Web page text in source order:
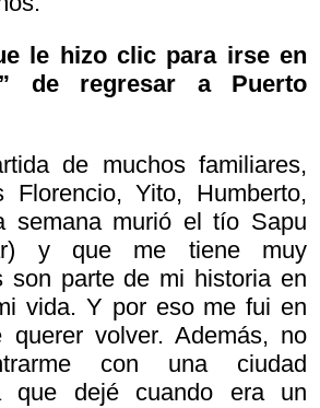
le hizo clic para irse en
de regresar a Puerto
de muchos familiares,
Florencio, Yito, Humberto,
semana murió el tío Sapu
y que me tiene muy
son parte de mi historia en
vida. Y por eso me fui en
querer volver. Además, no
con una ciudad
que dejé cuando era un